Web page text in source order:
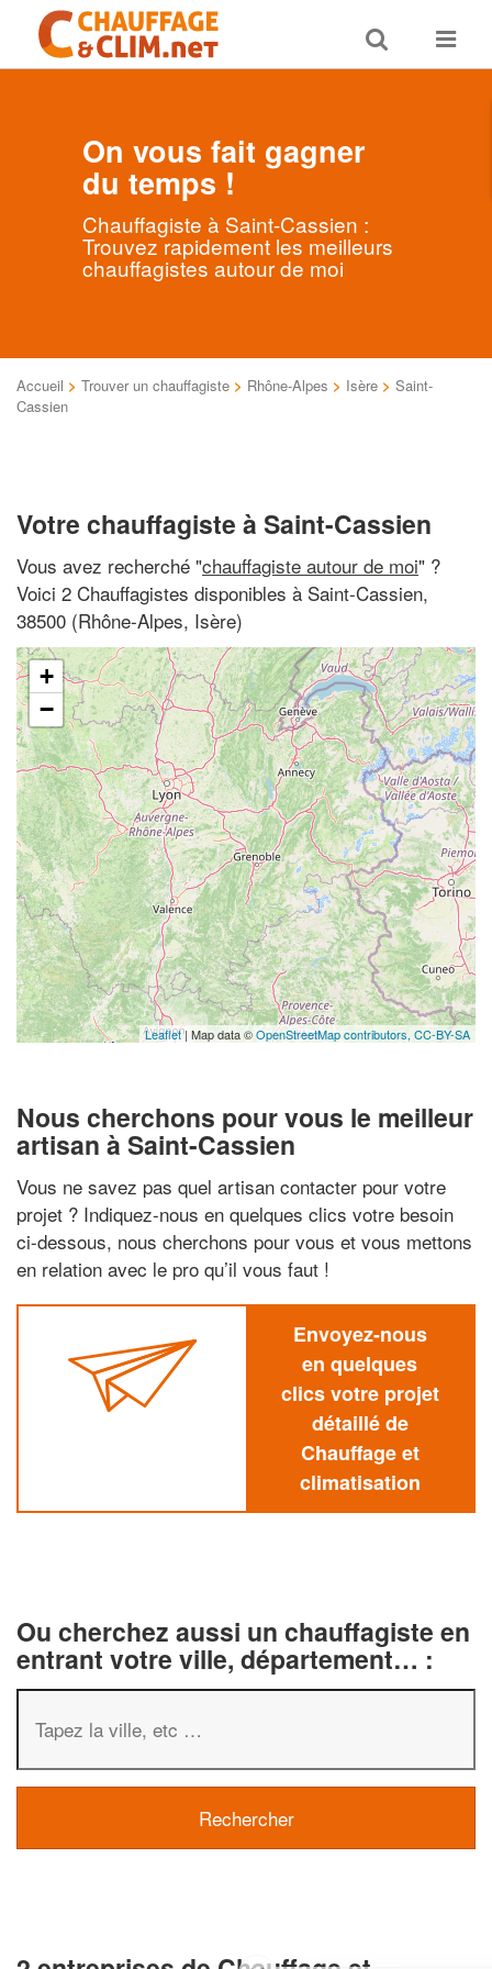
Toggle
search
Toggle
On vous fait gagner
du temps !
Chauffagiste à Saint-Cassien :
Trouvez rapidement les meilleurs
chauffagistes autour de moi
Accueil > Trouver un chauffagiste > Rhône-Alpes > Isère > Saint-
Cassien
Votre chauffagiste à Saint-Cassien
Vous avez recherché "chauffagiste autour de moi" ?
Voici 2 Chauffagistes disponibles à Saint-Cassien,
38500 (Rhône-Alpes, Isère)
+
−
Leaflet| Map data ©OpenStreetMap contributors, CC-BY-SA
Nous cherchons pour vous le meilleur
artisan à Saint-Cassien
Vous ne savez pas quel artisan contacter pour votre
projet ? Indiquez-nous en quelques clics votre besoin
ci-dessous, nous cherchons pour vous et vous mettons
en relation avec le pro qu’il vous faut !
Envoyez-nous
en quelques
clics votre projet
détaillé de
Chauffage et
climatisation
Ou cherchez aussi un chauffagiste en
entrant votre ville, département… :